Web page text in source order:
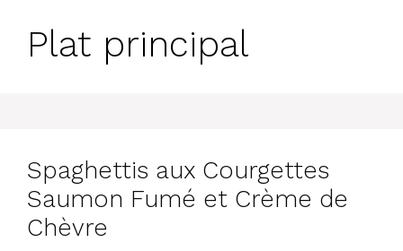
Plat principal
Spaghettis aux Courgettes
Saumon Fumé et Crème de
Chèvre